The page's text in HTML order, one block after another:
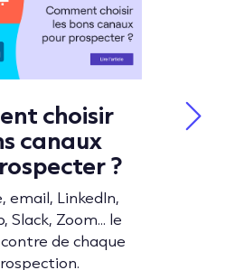
choisir
canaux
?
email, LinkedIn,
Slack, Zoom... le
de chaque
le